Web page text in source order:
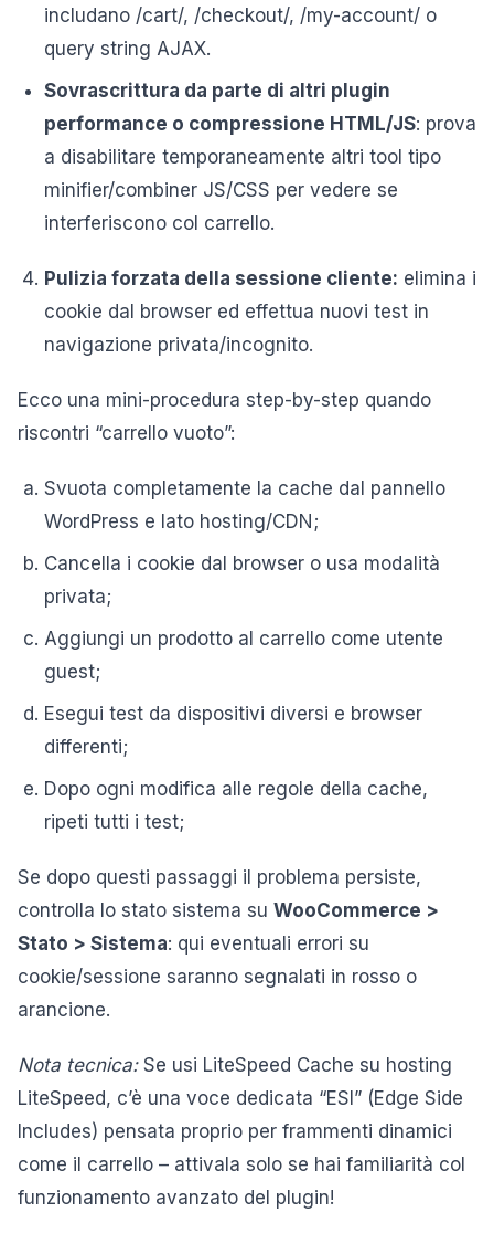
includano /cart/, /checkout/, /my-account/ o
query string AJAX.
Sovrascrittura da parte di altri plugin
performance o compressione HTML/JS: prova
a disabilitare temporaneamente altri tool tipo
minifier/combiner JS/CSS per vedere se
interferiscono col carrello.
Pulizia forzata della sessione cliente: elimina i
cookie dal browser ed effettua nuovi test in
navigazione privata/incognito.
Ecco una mini-procedura step-by-step quando
riscontri “carrello vuoto”:
Svuota completamente la cache dal pannello
WordPress e lato hosting/CDN;
Cancella i cookie dal browser o usa modalità
privata;
Aggiungi un prodotto al carrello come utente
guest;
Esegui test da dispositivi diversi e browser
differenti;
Dopo ogni modifica alle regole della cache,
ripeti tutti i test;
Se dopo questi passaggi il problema persiste,
controlla lo stato sistema su WooCommerce >
Stato > Sistema: qui eventuali errori su
cookie/sessione saranno segnalati in rosso o
arancione.
Nota tecnica:Se usi LiteSpeed Cache su hosting
LiteSpeed, c’è una voce dedicata “ESI” (Edge Side
Includes) pensata proprio per frammenti dinamici
come il carrello – attivala solo se hai familiarità col
funzionamento avanzato del plugin!